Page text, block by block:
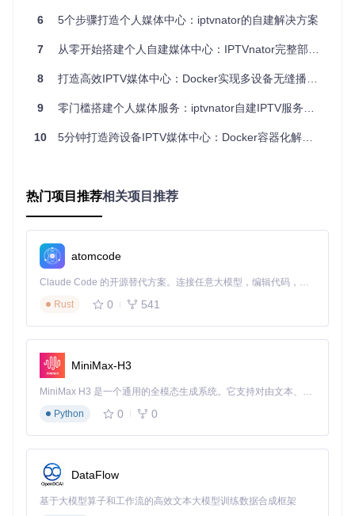
构成了现代IPTV播放系统的理想解决方案。
5步实施路径：从环境准备到服务启动
要开始构建IPTV媒体中心，首先需要准备Docker运行环境。
确保你的系统满足以下要求：至少2GB内存、20GB可用磁盘
空间，以及稳定的网络连接。在Ubuntu系统中，可以通过以下
sudo apt update && sudo
对于其他操作系统，请参考Docker官方文档完成安装。验证安
装是否成功的简单方法是运行
获取项目代码：基础架构搭建
接下来，获取IPTVnator项目代码并进入项目目录：
git clone
cd
项目结构中， docker 目录包含了所有容器化部署所需的配置
配置服务参数：个性化调整
文件：
6 5个步骤打造个人媒体中心：iptvnator的自建解决方案
7 从零开始搭建个人自建媒体中心：IPTVnator完整部署指南
8 打造高效IPTV媒体中心：Docker实现多设备无缝播放解决方案
9 零门槛搭建个人媒体服务：iptvnator自建IPTV服务器完全指南
10 5分钟打造跨设备IPTV媒体中心：Docker容器化解决方案全指南
热门项目推荐相关项目推荐
atomcode
Claude Code 的开源替代方案。连接任意大模型，编辑代码，运行命令，自动验证 — 全自动执行。用 Rust 构建，极致性能。 ｜ An open-source alternative to Claude Code. Connect any LLM, edit code, run commands, and verify changes — autonomously. Built in Rust for speed. Get Started
Rust
0 541
MiniMax-H3
MiniMax H3 是一个通用的全模态生成系统。它支持对由文本、图像、视频和音频组成的多模态上下文进行统一理解，并能生成分辨率高达 2K、时长可达 15 秒的带原生立体声音频的视频。得益于面向任务泛化的系统设计，H3 在预训练阶段就已具备广泛的多模态上下文理解与生成能力，能够出色地执行复杂的多模态指令。
Python
0 0
DataFlow
基于大模型算子和工作流的高效文本大模型训练数据合成框架